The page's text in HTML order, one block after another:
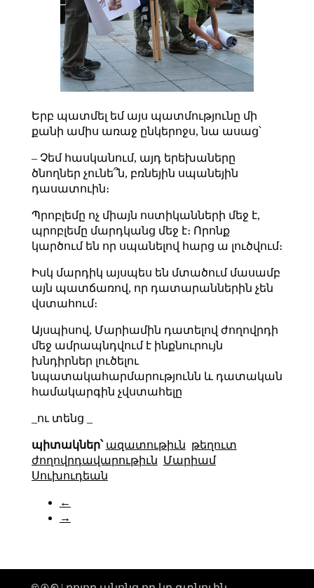
Երբ պատմել եմ այս պատմությունը մի
քանի ամիս առաջ ընկերոջս, նա ասաց՝
– Չեմ հասկանում, այդ երեխաները
ծնողներ չունե՞ն, բռնեյին սպանեյին
դասատուին։
Պրոբլեմը ոչ միայն ոստիկանների մեջ է,
պրոբլեմը մարդկանց մեջ է։ Որոնք
կարծում են որ սպանելով հարց ա լուծվում։
Իսկ մարդիկ այսպես են մտածում մասամբ
այն պատճառով, որ դատարաններին չեն
վստահում։
Այսպիսով, Մարիամին դատելով ժողովրդի
մեջ ամրապնդվում է ինքնուրույն
խնդիրներ լուծելու
նպատակահարմարությունն և դատական
համակարգին չվստահելը
_ու տենց _
պիտակներ՝ ազատութիւն թեղուտ
ժողովրդավարութիւն Մարիամ
Սուխուդեան
←
→